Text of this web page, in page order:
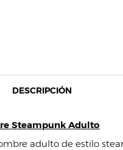
DESCRIPCIÓN
Steampunk Adulto
adulto de estilo